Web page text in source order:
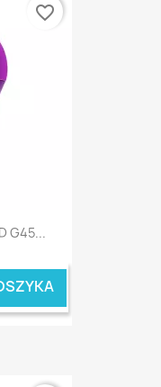
G45...
favorite_border